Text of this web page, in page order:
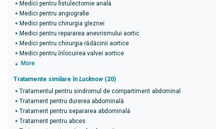
Medici pentru fistulectomie anală
Medici pentru angiografie
Medici pentru chirurgia gleznei
Medici pentru repararea anevrismului aortic
Medici pentru chirurgia rădăcinii aortice
Medici pentru înlocuirea valvei aortice
More
Tratamente similare în Lucknow (20)
Tratamentul pentru sindromul de compartiment abdominal
Tratament pentru durerea abdominală
Tratament pentru separarea abdominală
Tratament pentru abces